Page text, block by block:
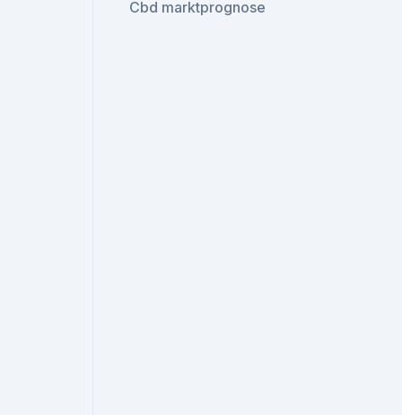
Cbd marktprognose